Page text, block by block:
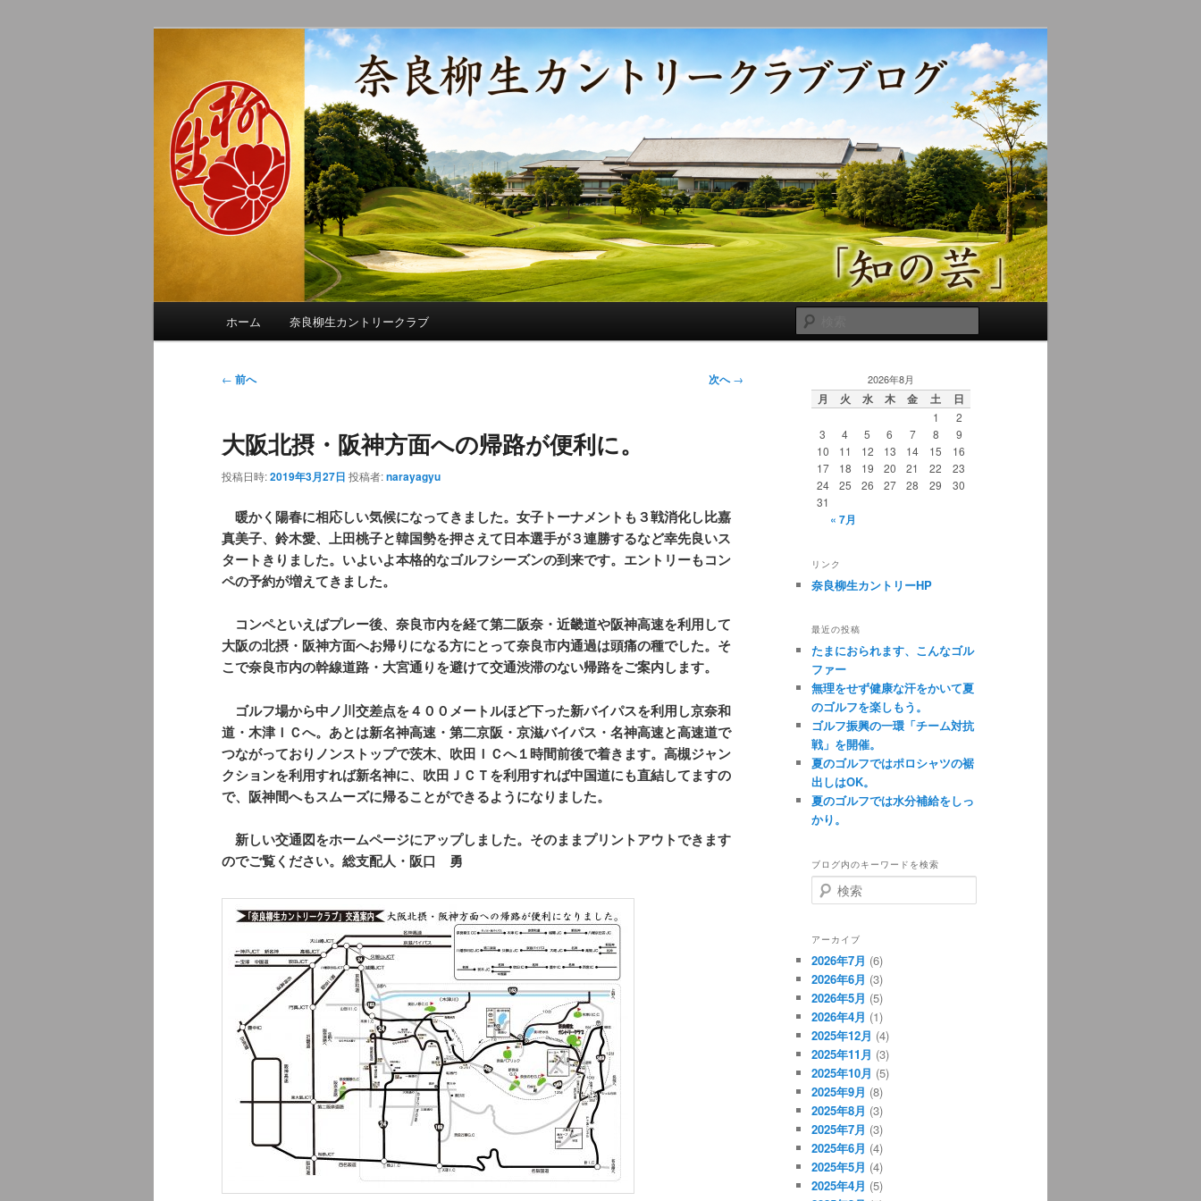
奈良柳生カントリークラブ総支配人ブログ
季節の話題、クラブの出来事、コースの改修・更新作業、ゴルフに関する随筆、喜怒哀楽などを気まぐ
れに発信します。
索
ホーム 奈良柳生カントリークラブ
投
ビ
ー
ョ
ン
← 前へ 次へ→
大阪北摂・阪神方面への帰路が便利に。
投稿日時:2019年3月27日 投稿者:narayagyu
暖かく陽春に相応しい気候になってきました。女子トーナメントも３戦消化し比嘉
真美子、鈴木愛、上田桃子と韓国勢を押さえて日本選手が３連勝するなど幸先良いス
タートきりました。いよいよ本格的なゴルフシーズンの到来です。エントリーもコン
ペの予約が増えてきました。
コンペといえばプレー後、奈良市内を経て第二阪奈・近畿道や阪神高速を利用して
大阪の北摂・阪神方面へお帰りになる方にとって奈良市内通過は頭痛の種でした。そ
こで奈良市内の幹線道路・大宮通りを避けて交通渋滞のない帰路をご案内します。
ゴルフ場から中ノ川交差点を４００メートルほど下った新バイパスを利用し京奈和
道・木津ＩＣへ。あとは新名神高速・第二京阪・京滋バイパス・名神高速と高速道で
つながっておりノンストップで茨木、吹田ＩＣへ１時間前後で着きます。高槻ジャン
クションを利用すれば新名神に、吹田ＪＣＴを利用すれば中国道にも直結してますの
で、阪神間へもスムーズに帰ることができるようになりました。
新しい交通図をホームページにアップしました。そのままプリントアウトできます
のでご覧ください。総支配人・阪口 勇
2026年8月
月 火 水 木 金 土 日
1
2
3
4 5 6 7 8
9
10
11 12 13 14 15
16
17
18 19 20 21 22
23
24
25 26 27 28 29
30
31
« 7月
リンク
奈良柳生カントリーHP
最近の投稿
たまにおられます、こんなゴル
ファー
無理をせず健康な汗をかいて夏
のゴルフを楽しもう。
ゴルフ振興の一環「チーム対抗
戦」を開催。
夏のゴルフではポロシャツの裾
出しはOK。
夏のゴルフでは水分補給をしっ
かり。
ブログ内のキーワードを検索
検
索
アーカイブ
2026年7月 (6)
2026年6月 (3)
2026年5月 (5)
2026年4月 (1)
2025年12月 (4)
2025年11月 (3)
2025年10月 (5)
2025年9月 (8)
2025年8月 (3)
2025年7月 (3)
2025年6月 (4)
2025年5月 (4)
2025年4月 (5)